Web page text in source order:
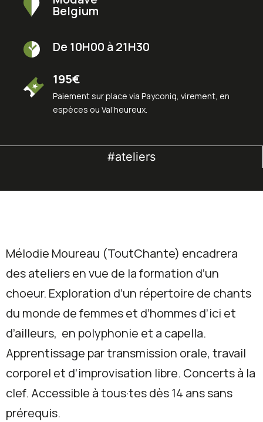
Belgium
De 10H00 à 21H30
195€
Paiement sur place via Payconiq, virement, en
espèces ou Val’heureux.
#ateliers
Mélodie Moureau (ToutChante) encadrera
des ateliers en vue de la formation d’un
choeur. Exploration d’un répertoire de chants
du monde de femmes et d’hommes d’ici et
d’ailleurs, en polyphonie et a capella.
Apprentissage par transmission orale, travail
corporel et d’improvisation libre. Concerts à la
clef. Accessible à tous·tes dès 14 ans sans
prérequis.